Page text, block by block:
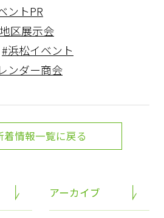
アーカイブ
ントPR
区展示会
#浜松イベント
ンダー商会
着情報一覧に戻る